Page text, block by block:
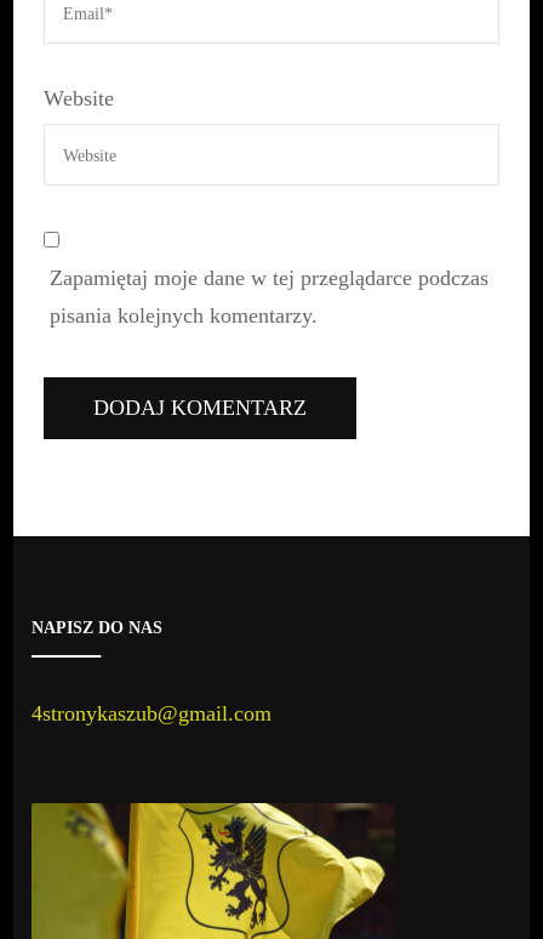
Website
Zapamiętaj moje dane w tej przeglądarce podczas
pisania kolejnych komentarzy.
NAPISZ DO NAS
4stronykaszub@gmail.com